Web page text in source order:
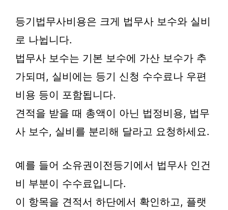
등기법무사비용은 크게 법무사 보수와 실비
로 나뉩니다.
법무사 보수는 기본 보수에 가산 보수가 추
가되며, 실비에는 등기 신청 수수료나 우편
비용 등이 포함됩니다.
견적을 받을 때 총액이 아닌 법정비용, 법무
사 보수, 실비를 분리해 달라고 요청하세요.
예를 들어 소유권이전등기에서 법무사 인건
비 부분이 수수료입니다.
이 항목을 견적서 하단에서 확인하고, 플랫